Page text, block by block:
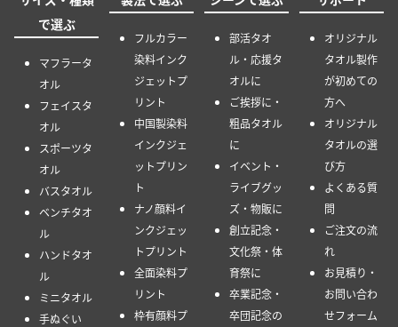
で選ぶ
マフラータ
オル
フェイスタ
オル
スポーツタ
オル
バスタオル
ベンチタオ
ル
ハンドタオ
ル
ミニタオル
手ぬぐい
フルカラー
染料インク
ジェットプ
リント
中国製染料
インクジェ
ットプリン
ト
ナノ顔料イ
ンクジェッ
トプリント
全面染料プ
リント
枠有顔料プ
部活タオ
ル・応援タ
オルに
ご挨拶に・
粗品タオル
に
イベント・
ライブグッ
ズ・物販に
創立記念・
文化祭・体
育祭に
卒業記念・
卒団記念の
オリジナル
タオル製作
が初めての
方へ
オリジナル
タオルの選
び方
よくある質
問
ご注文の流
れ
お見積り・
お問い合わ
せフォーム